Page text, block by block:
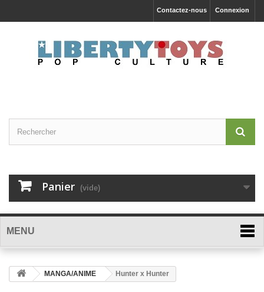
Connexion
Contactez-nous
Panier (vide)
MENU
MANGA/ANIME Hunter x Hunter